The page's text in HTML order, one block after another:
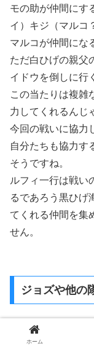
モの助が仲間にす
イ）キジ（マルコ
マルコが仲間にな
ただ白ひげの親父
イドウを倒しに行
この当たりは複雑
力してくれるんじ
今回の戦いに協力
自分たちも協力す
そうですね。
ルフィ一行は戦い
るであろう黒ひげ
てくれる仲間を集
せん。
ジョズや他の
状況的にも、
ホーム